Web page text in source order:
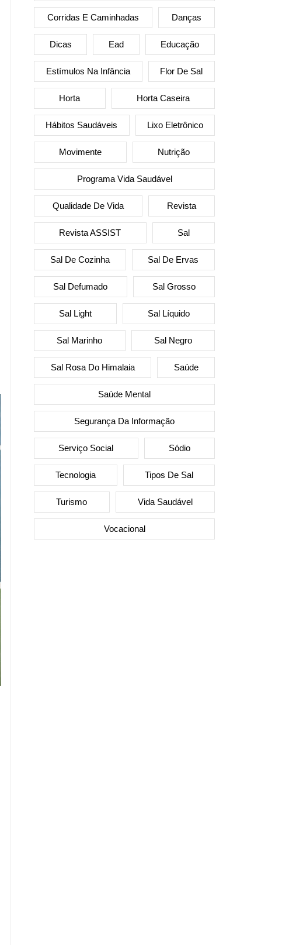
Corridas E Caminhadas Danças
Dicas Ead Educação
Estímulos Na Infância Flor De Sal
Horta Horta Caseira
Hábitos Saudáveis Lixo Eletrônico
Movimente Nutrição
Programa Vida Saudável
Qualidade De Vida Revista
Revista ASSIST Sal
Sal De Cozinha Sal De Ervas
Sal Defumado Sal Grosso
Sal Light Sal Líquido
Sal Marinho Sal Negro
Sal Rosa Do Himalaia Saúde
Saúde Mental
Segurança Da Informação
Serviço Social Sódio
Tecnologia Tipos De Sal
Turismo Vida Saudável
Vocacional